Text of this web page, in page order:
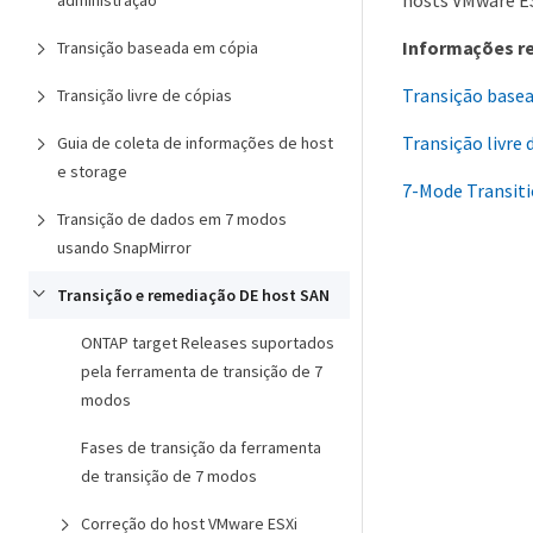
Transição baseada em cópia
Transição livre de cópias
Guia de coleta de informações de host
e storage
Transição de dados em 7 modos
usando SnapMirror
Transição e remediação DE host SAN
ONTAP target Releases suportados
pela ferramenta de transição de 7
modos
Fases de transição da ferramenta
de transição de 7 modos
Correção do host VMware ESXi
Informações
Transição
Transição livre
7-Mode